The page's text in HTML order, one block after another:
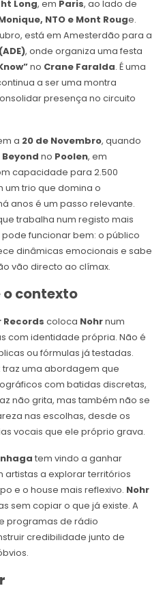
Long, em Paris, ao lado de
NTO e Mont Rouge.
está em Amesterdão para a
(ADE), onde organiza uma festa
no Crane Faralda. É uma
a ser uma montra
presença no circuito
a 20 de Novembro, quando
no Poolen, em
capacidade para 2.500
um trio que domina o
anos é um passo relevante.
trabalha num registo mais
funcionar bem: o público
dinâmicas emocionais e sabe
vão directo ao clímax.
o contexto
Records coloca Nohrnum
com identidade própria. Não é
ou fórmulas já testadas.
uma abordagem que
com batidas discretas,
não grita, mas também não se
nas escolhas, desde os
vocais que ele próprio grava.
tem vindo a ganhar
artistas a explorar territórios
e o house mais reflexivo. Nohr
sem copiar o que já existe. A
programas de rádio
credibilidade junto de